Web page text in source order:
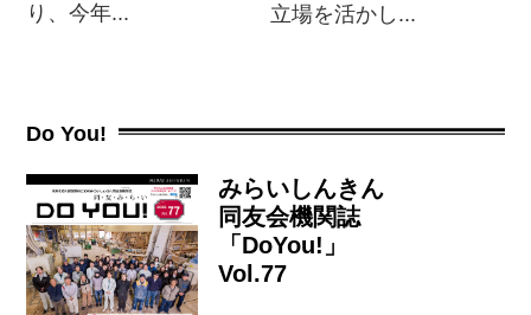
り、今年...
立場を活かし...
Do You!
みらいしんきん
同友会機関誌
「DoYou!」
Vol.77